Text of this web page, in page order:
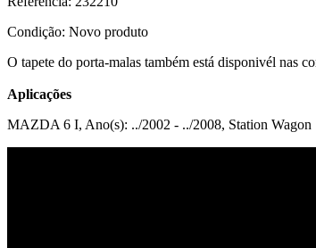
Condição: Novo produto
O tapete do porta-malas também está disponivél nas
Aplicações
MAZDA 6 I, Ano(s): ../2002 - ../2008, Station Wagon